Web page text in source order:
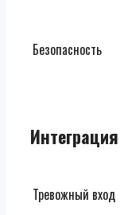
Безопасность
Интеграция
Тревожный вход